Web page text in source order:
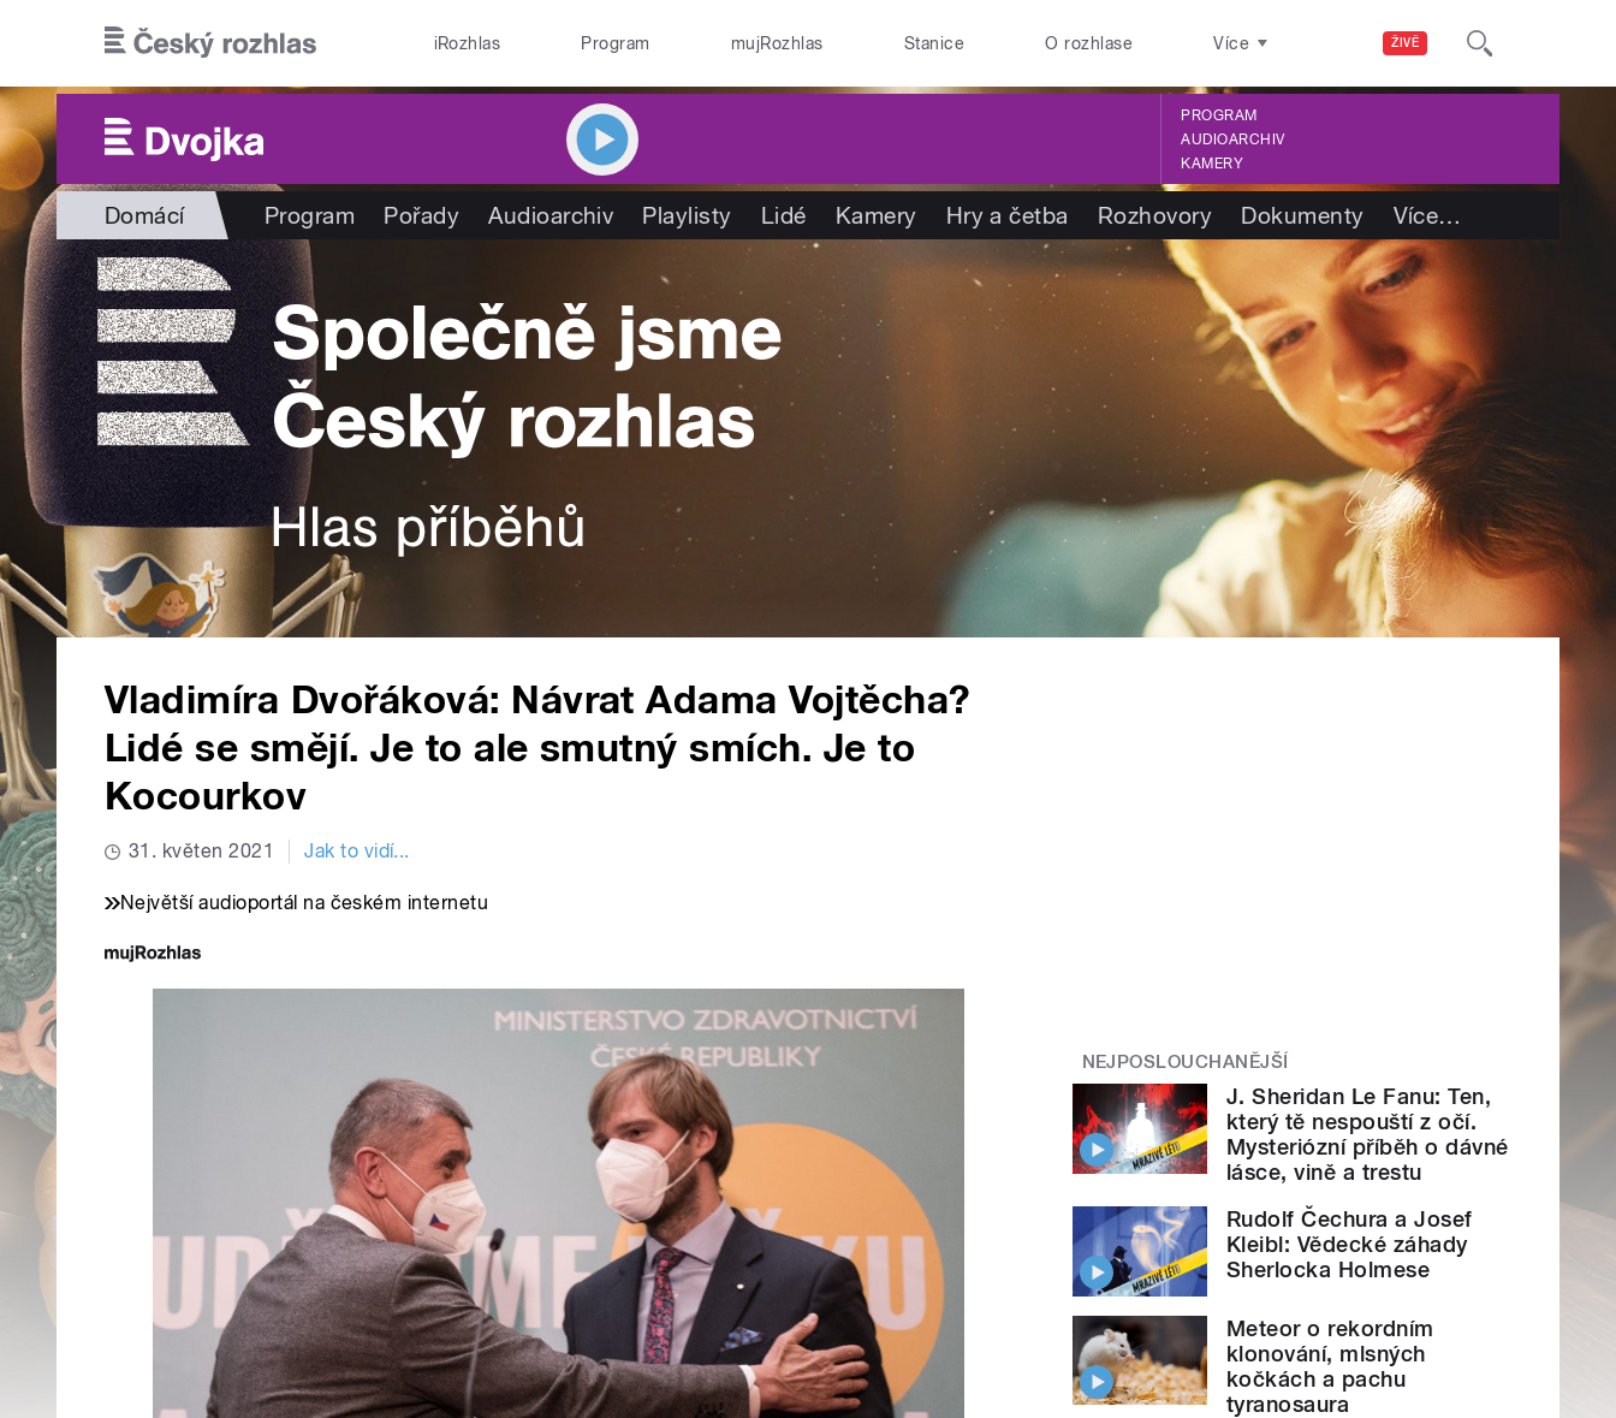
ŽIVĚ
iRozhlas Program mujRozhlas Stanice O rozhlase Více
PROGRAM
AUDIOARCHIV
KAMERY
Domácí Program Pořady Audioarchiv Playlisty Lidé Kamery Hry a četba Rozhovory Dokumenty Více…
Vladimíra Dvořáková: Návrat Adama Vojtěcha?
Lidé se smějí. Je to ale smutný smích. Je to
Kocourkov
31. květen 2021 Jak to vidí...
Největší audioportál na českém internetu
NEJPOSLOUCHANĚJŠÍ
J. Sheridan Le Fanu: Ten,
který tě nespouští z očí.
Mysteriózní příběh o dávné
lásce, vině a trestu
Rudolf Čechura a Josef
Kleibl: Vědecké záhady
Sherlocka Holmese
Meteor o rekordním
klonování, mlsných
kočkách a pachu
tyranosaura